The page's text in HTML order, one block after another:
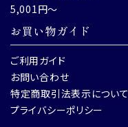
5,001円～
お買い物ガイド
ご利用ガイド
お問い合わせ
特定商取引法表示について
プライバシーポリシー